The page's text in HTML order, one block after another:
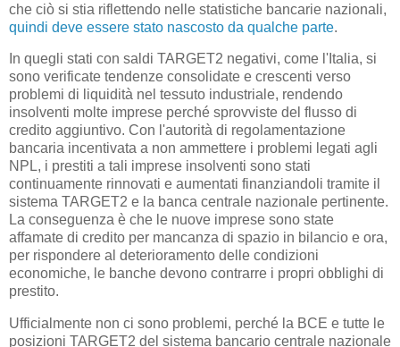
che ciò si stia riflettendo nelle statistiche bancarie nazionali,
quindi deve essere stato nascosto da qualche parte.
In quegli stati con saldi TARGET2 negativi, come l'Italia, si
sono verificate tendenze consolidate e crescenti verso
problemi di liquidità nel tessuto industriale, rendendo
insolventi molte imprese perché sprovviste del flusso di
credito aggiuntivo. Con l'autorità di regolamentazione
bancaria incentivata a non ammettere i problemi legati agli
NPL, i prestiti a tali imprese insolventi sono stati
continuamente rinnovati e aumentati finanziandoli tramite il
sistema TARGET2 e la banca centrale nazionale pertinente.
La conseguenza è che le nuove imprese sono state
affamate di credito per mancanza di spazio in bilancio e ora,
per rispondere al deterioramento delle condizioni
economiche, le banche devono contrarre i propri obblighi di
prestito.
Ufficialmente non ci sono problemi, perché la BCE e tutte le
posizioni TARGET2 del sistema bancario centrale nazionale